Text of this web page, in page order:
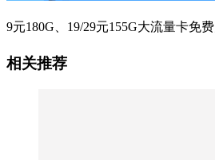
9元180G、19/29元155G大流量卡免费
相关推荐